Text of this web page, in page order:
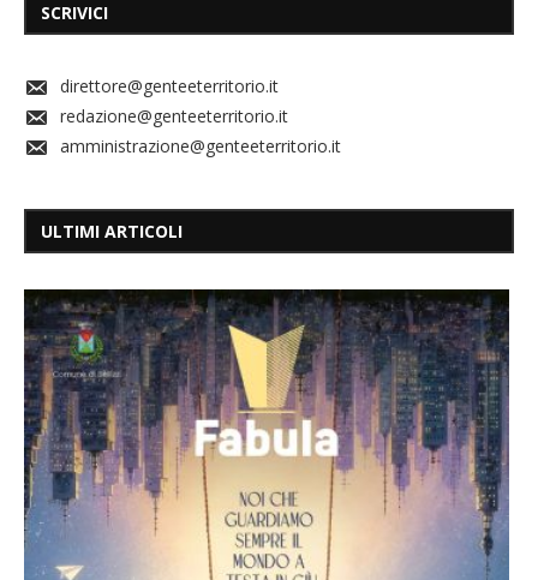
SCRIVICI
direttore@genteeterritorio.it
redazione@genteeterritorio.it
amministrazione@genteeterritorio.it
ULTIMI ARTICOLI